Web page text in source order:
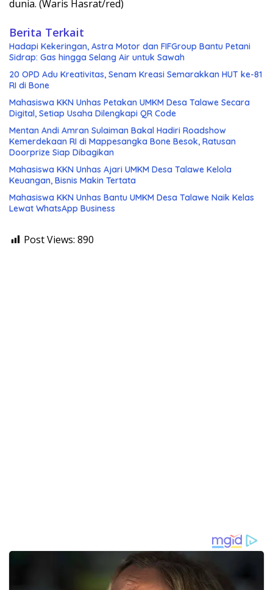
dunia. (Waris Hasrat/red)
Berita Terkait
Hadapi Kekeringan, Astra Motor dan FIFGroup Bantu Petani
Sidrap: Gas hingga Selang Air untuk Sawah
20 OPD Adu Kreativitas, Senam Kreasi Semarakkan HUT ke-81
RI di Bone
Mahasiswa KKN Unhas Petakan UMKM Desa Talawe Secara
Digital, Setiap Usaha Dilengkapi QR Code
Mentan Andi Amran Sulaiman Bakal Hadiri Roadshow
Kemerdekaan RI di Mappesangka Bone Besok, Ratusan
Doorprize Siap Dibagikan
Mahasiswa KKN Unhas Ajari UMKM Desa Talawe Kelola
Keuangan, Bisnis Makin Tertata
Mahasiswa KKN Unhas Bantu UMKM Desa Talawe Naik Kelas
Lewat WhatsApp Business
Post Views: 890